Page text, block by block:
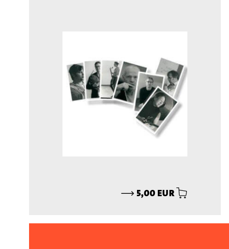
⟶ 5,00 EUR